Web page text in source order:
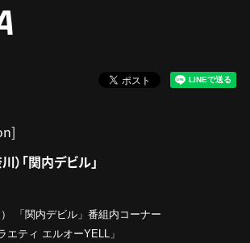
）「関内デビル」
「関内デビル」番組内コーナー
エティ エルオーYELL」